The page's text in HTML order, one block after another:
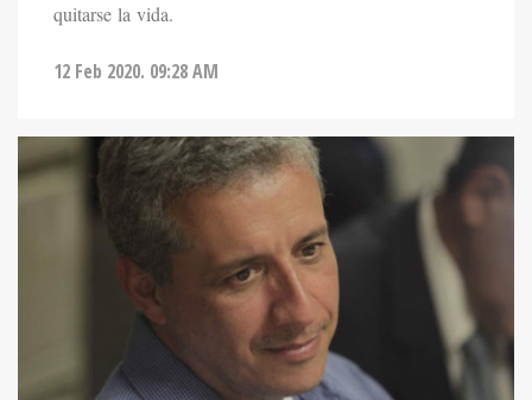
quitarse la vida.
12 Feb 2020. 09:28 AM